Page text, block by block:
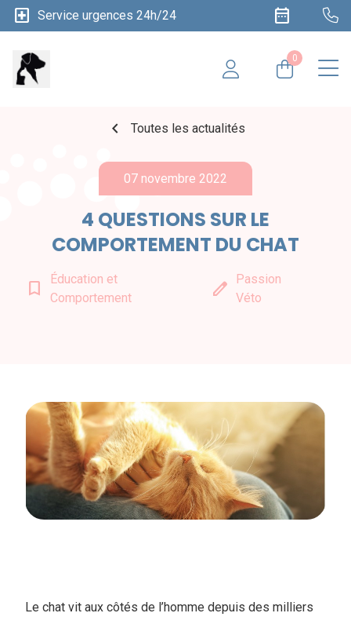
local_hospital Service urgences 24h/24 date_range
0
chevron_left Toutes les actualités
07 novembre 2022
4 QUESTIONS SUR LE
COMPORTEMENT DU CHAT
bookmark_border
Éducation et
Comportement
edit
Passion
Véto
Le chat vit aux côtés de l’homme depuis des milliers